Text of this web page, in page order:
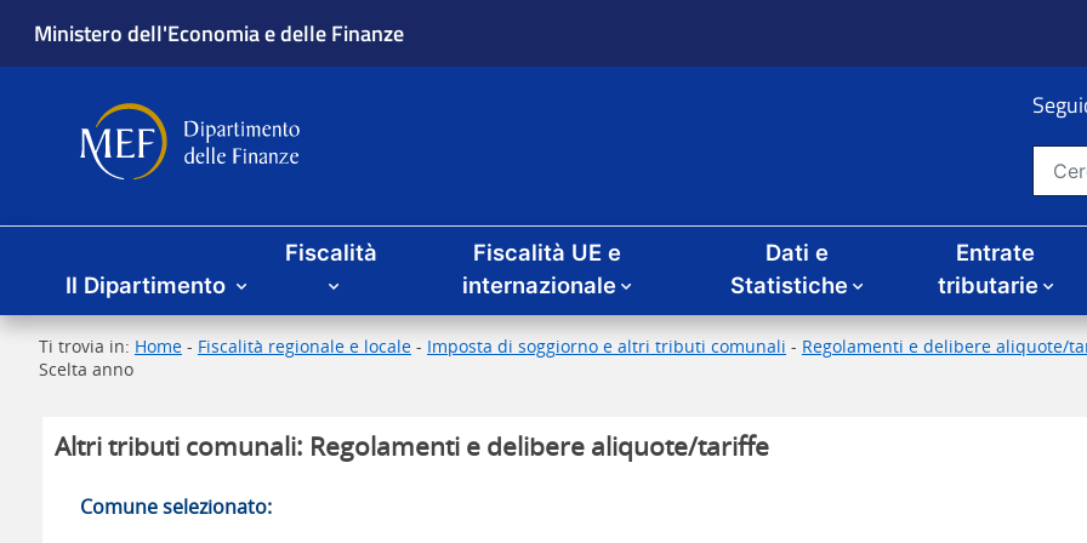
Ministero dell'Economia e delle Finanze
Dipartimento delle Finanze Cerca nel
Menu principale
Il Dipartimento
Fiscalità
Fiscalità UE e
internazionale
Dati e
Statistiche
Entrate
tributarie
Ti trovia in: Home - Fiscalità regionale e locale - Imposta di soggiorno e altri tributi comunali - Regolamenti e delibere aliquote/
Scelta anno
Altri tributi comunali: Regolamenti e delibere aliquote/tariffe
Comune selezionato: